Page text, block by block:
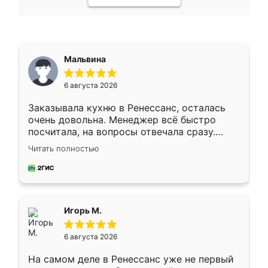
Мальвина
6 августа 2026
Заказывала кухню в Ренессанс, осталась
очень довольна. Менеджер всё быстро
посчитала, на вопросы отвечала сразу.
Замерщик приехал в субботу, подошёл к
делу со всей ответственностью. Собрали
за день, ребята работали аккуратно, даже
Читать полностью
Игорь М.
6 августа 2026
На самом деле в Ренессанс уже не первый